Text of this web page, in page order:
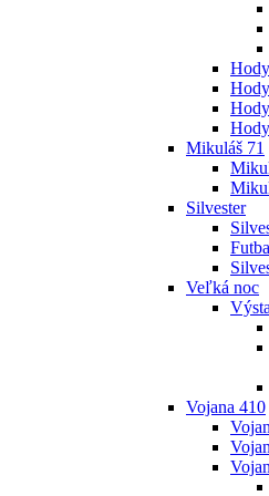
Mikuláš 71
Silvester
Veľká noc
Vojana 410